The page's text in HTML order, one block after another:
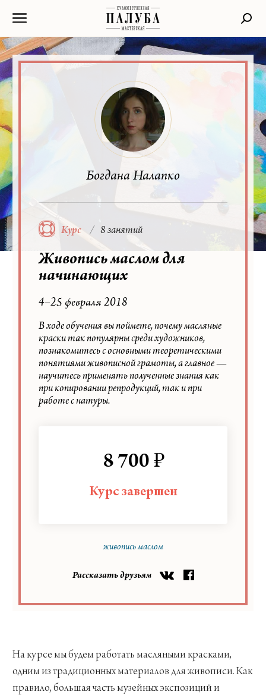
Богдана Налапко
Курс 8 занятий
Живопись маслом для
начинающих
4–25 февраля 2018
В ходе обучения вы поймете, почему масляные
краски так популярны среди художников,
познакомитесь с основными теоретическими
понятиями живописной грамоты, а главное —
научитесь применять полученные знания как
при копировании репродукций, так и при
работе с натуры.
8 700 ₽
Курс завершен
живопись маслом
Рассказать друзьям
На курсе мы будем работать масляными красками,
одним из традиционных материалов для живописи. Как
правило, большая часть музейных экспозиций и